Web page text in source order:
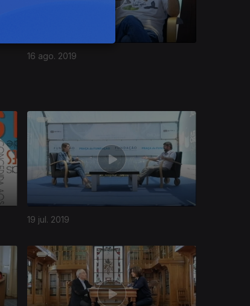
16 ago. 2019
19 jul. 2019